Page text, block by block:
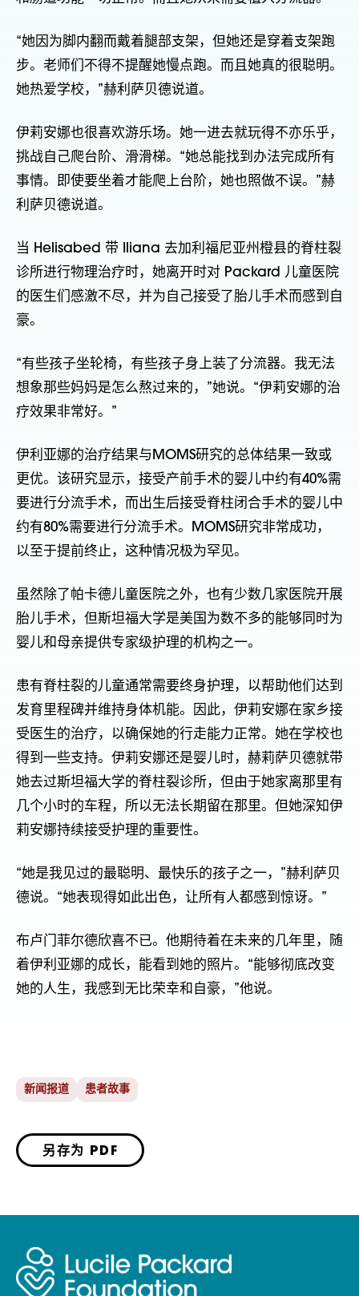
“她因为脚内翻而戴着腿部支架，但她还是穿着支架跑
步。老师们不得不提醒她慢点跑。而且她真的很聪明。
她热爱学校，”赫利萨贝德说道。
伊莉安娜也很喜欢游乐场。她一进去就玩得不亦乐乎，
挑战自己爬台阶、滑滑梯。“她总能找到办法完成所有
事情。即使要坐着才能爬上台阶，她也照做不误。”赫
利萨贝德说道。
当 Helisabed 带 Iliana 去加利福尼亚州橙县的脊柱裂
诊所进行物理治疗时，她离开时对 Packard 儿童医院
的医生们感激不尽，并为自己接受了胎儿手术而感到自
豪。
“有些孩子坐轮椅，有些孩子身上装了分流器。我无法
想象那些妈妈是怎么熬过来的，”她说。“伊莉安娜的治
疗效果非常好。”
伊利亚娜的治疗结果与MOMS研究的总体结果一致或
更优。该研究显示，接受产前手术的婴儿中约有40%需
要进行分流手术，而出生后接受脊柱闭合手术的婴儿中
约有80%需要进行分流手术。MOMS研究非常成功，
以至于提前终止，这种情况极为罕见。
虽然除了帕卡德儿童医院之外，也有少数几家医院开展
胎儿手术，但斯坦福大学是美国为数不多的能够同时为
婴儿和母亲提供专家级护理的机构之一。
患有脊柱裂的儿童通常需要终身护理，以帮助他们达到
发育里程碑并维持身体机能。因此，伊莉安娜在家乡接
受医生的治疗，以确保她的行走能力正常。她在学校也
得到一些支持。伊莉安娜还是婴儿时，赫莉萨贝德就带
她去过斯坦福大学的脊柱裂诊所，但由于她家离那里有
几个小时的车程，所以无法长期留在那里。但她深知伊
莉安娜持续接受护理的重要性。
“她是我见过的最聪明、最快乐的孩子之一，”赫利萨贝
德说。“她表现得如此出色，让所有人都感到惊讶。”
布卢门菲尔德欣喜不已。他期待着在未来的几年里，随
着伊利亚娜的成长，能看到她的照片。“能够彻底改变
她的人生，我感到无比荣幸和自豪，”他说。
新闻报道 患者故事
另存为 PDF